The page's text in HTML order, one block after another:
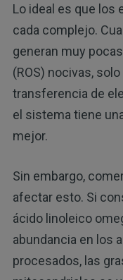
Lo ideal es que los
cada complejo.
generan muy
(ROS) nocivas,
transferencia de
el sistema tiene
mejor.
Sin embargo,
afectar esto. Si
ácido linoleico
abundancia en los
procesados, las